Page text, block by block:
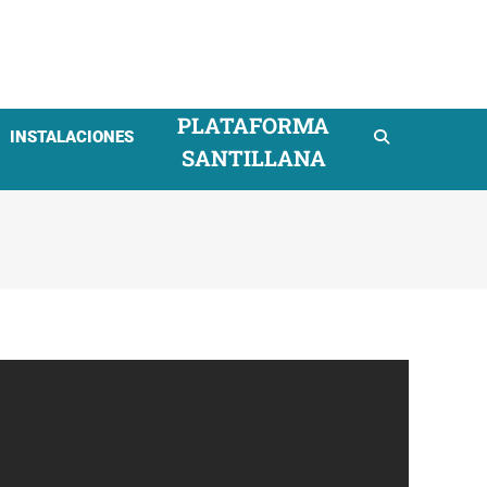
INSTALACIONES
PLATAFORMA
SANTILLANA